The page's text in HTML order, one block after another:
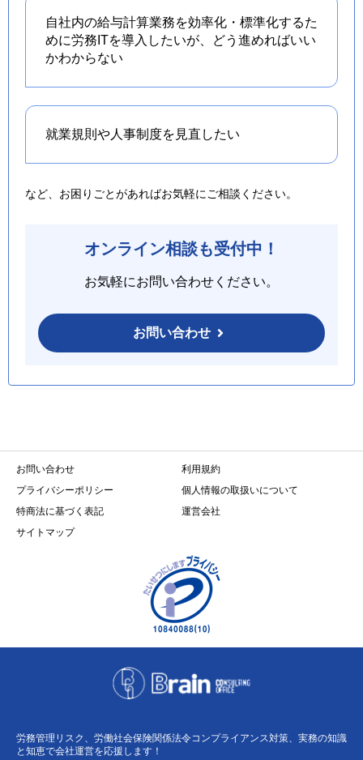
自社内の給与計算業務を効率化・標準化するた
めに労務ITを導入したいが、どう進めればいい
かわからない
就業規則や人事制度を 見直したい
など、お困りごとがあればお気軽にご相談ください。
オンライン相談も受付中！
お気軽にお問い合わせください。
お問い合わせ
お問い合わせ
利用規約
プライバシーポリシー
個人情報の取扱いについて
特商法に基づく表記
運営会社
サイトマップ
労務管理リスク、労働社会保険関係法令コンプライアンス対策、実務の知識
と知恵で会社運営を応援します！